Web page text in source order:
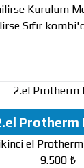
Kurulum
Sıfır
Protherm
el
9.500 ₺